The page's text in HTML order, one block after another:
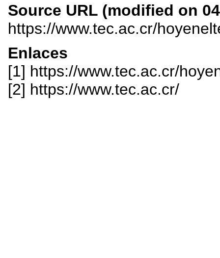
Source URL (modified on
https://www.tec.ac.cr/
Enlaces
[1] https://www.tec.ac.cr/
[2] https://www.tec.ac.cr/